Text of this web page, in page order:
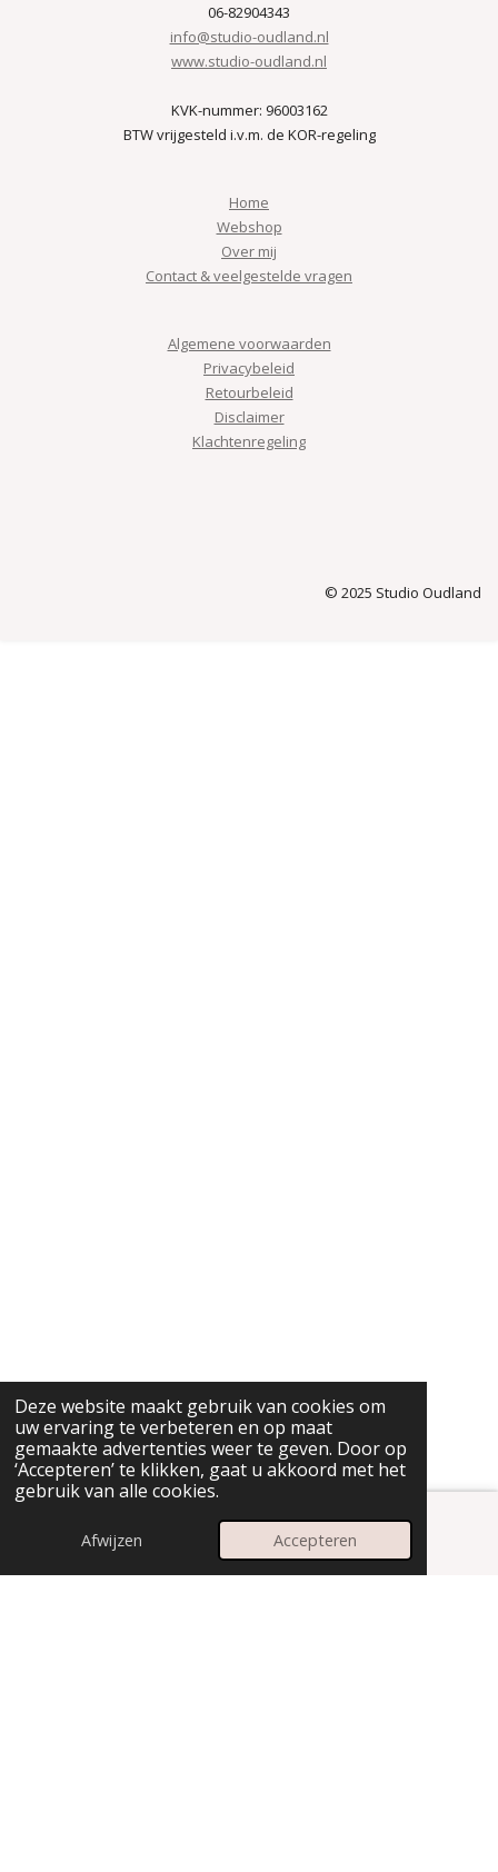
Deze website maakt gebruik van cookies om
uw ervaring te verbeteren en op maat
gemaakte advertenties weer te geven. Door op
‘Accepteren’ te klikken, gaat u akkoord met het
gebruik van alle cookies.
Afwijzen Accepteren
06-82904343
info@studio-oudland.nl
www.studio-oudland.nl
KVK-nummer: 96003162
BTW vrijgesteld i.v.m. de KOR-regeling
Home
Webshop
Over mij
Contact & veelgestelde vragen
Algemene voorwaarden
Privacybeleid
Retourbeleid
Disclaimer
Klachtenregeling
© 2025 Studio Oudland
E-mailadres Instagram